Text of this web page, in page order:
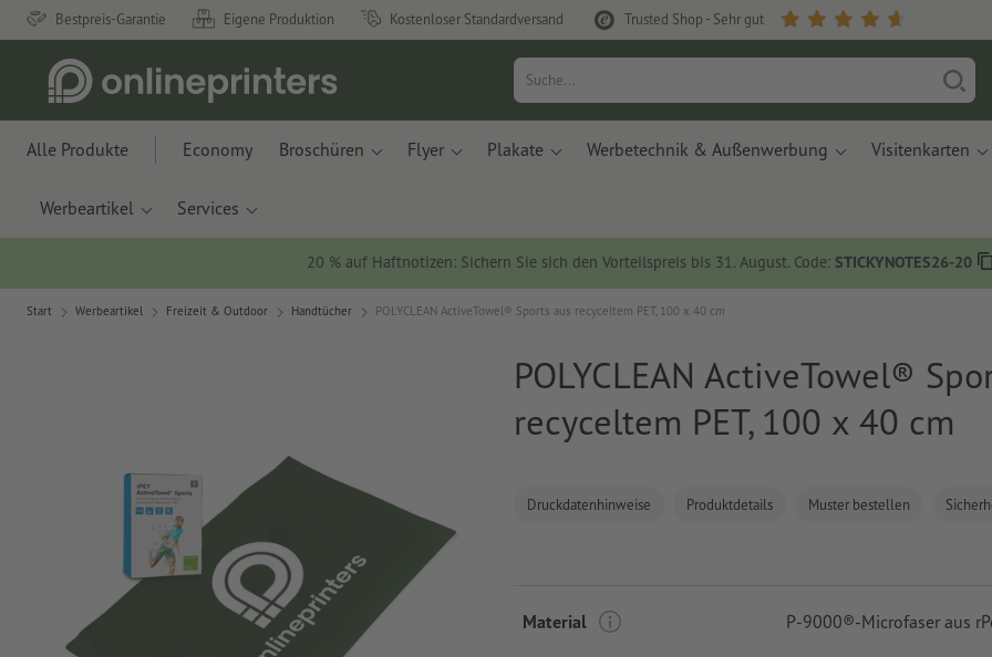
Bestpreis-Garantie Eigene Produktion Kostenloser Standardversand Trusted Shop - Sehr gut
Alle Produkte Economy Broschüren Flyer Plakate Werbetechnik & Außenwerbung Visitenkarten
Werbeartikel Services
20 % auf Haftnotizen: Sichern Sie sich den Vorteilspreis bis 31. August. Code: STICKYNOTES26-20
Start Werbeartikel Freizeit & Outdoor Handtücher POLYCLEAN ActiveTowel® Sports aus recyceltem PET, 100 x 40 cm
POLYCLEAN ActiveTowel®
recyceltem PET, 100 x 40 cm
Druckdatenhinweise Produktdetails Muster bestellen
Material P-9000®-Microfaser aus